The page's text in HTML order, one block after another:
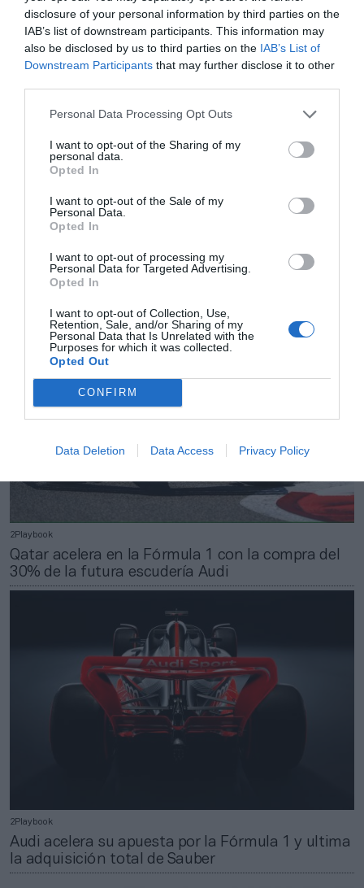
disclosure of your personal information by third parties on the
IAB’s list of downstream participants. This information may
also be disclosed by us to third parties on the IAB’s List of
Downstream Participants that may further disclose it to other
Personal Data Processing Opt Outs
I want to opt-out of the Sharing of my
personal data.
Opted In
I want to opt-out of the Sale of my
Personal Data.
Opted In
I want to opt-out of processing my
Personal Data for Targeted Advertising.
Opted In
I want to opt-out of Collection, Use,
Retention, Sale, and/or Sharing of my
Personal Data that Is Unrelated with the
Purposes for which it was collected.
Opted Out
CONFIRM
Data Deletion Data Access Privacy Policy
De Adidas a TikTok: así ha engordado la MLS su
cartera de patrocinadores con el ‘efecto Messi’
2Playbook
Qatar acelera en la Fórmula 1 con la compra del
30% de la futura escudería Audi
2Playbook
Audi acelera su apuesta por la Fórmula 1 y ultima
la adquisición total de Sauber